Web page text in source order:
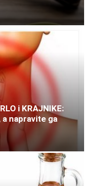
i KRAJNIKE:
napravite ga